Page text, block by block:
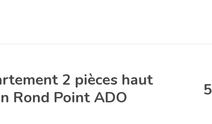
2 pièces haut
Rond Point ADO